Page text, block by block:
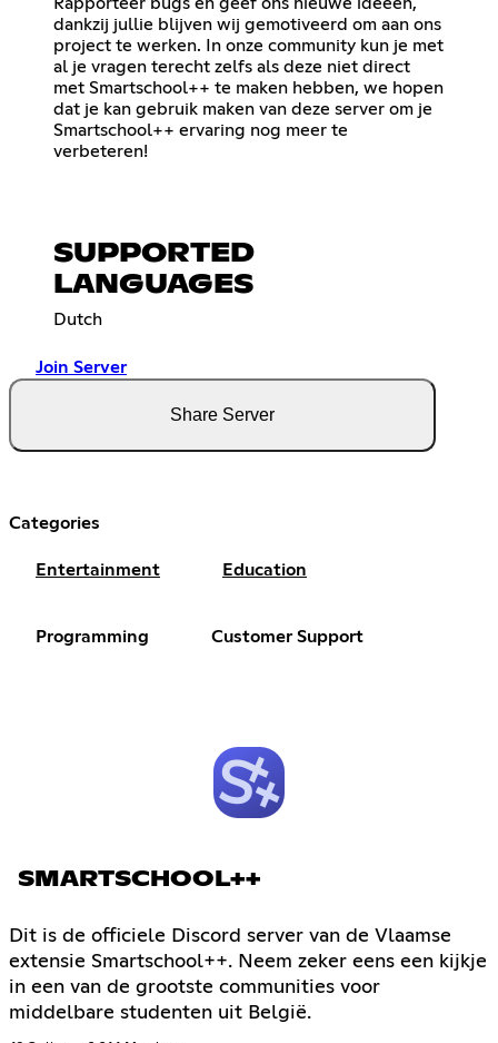
Rapporteer bugs en geef ons nieuwe ideeën,
dankzij jullie blijven wij gemotiveerd om aan ons
project te werken. In onze community kun je met
al je vragen terecht zelfs als deze niet direct
met Smartschool++ te maken hebben, we hopen
dat je kan gebruik maken van deze server om je
Smartschool++ ervaring nog meer te
verbeteren!
SUPPORTED
LANGUAGES
Dutch
Join Server
Share Server
Categories
Entertainment Education
Programming Customer Support
SMARTSCHOOL++
Dit is de officiele Discord server van de Vlaamse
extensie Smartschool++. Neem zeker eens een kijkje
in een van de grootste communities voor
middelbare studenten uit België.